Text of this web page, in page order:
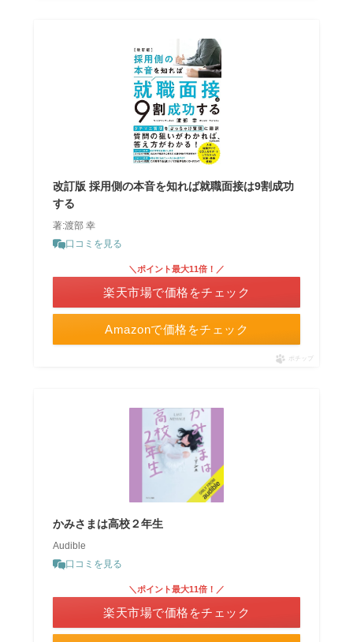
改訂版 採用側の本音を知れば就職面接は9割成功
する
著:渡部 幸
口コミを見る
Amazonで価格をチェック
＼ポイント最大11倍！／
楽天市場で価格をチェック
ポチップ
かみさまは高校２年生
Audible
口コミを見る
＼ポイント最大11倍！／
楽天市場で価格をチェック